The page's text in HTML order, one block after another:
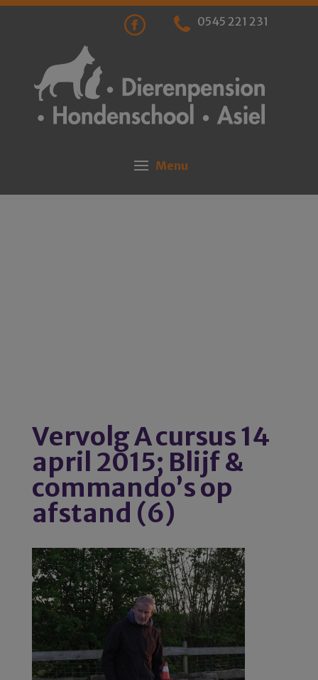
0545 221 231
Vervolg A cursus 14
april 2015; Blijf &
commando’s op
afstand (6)